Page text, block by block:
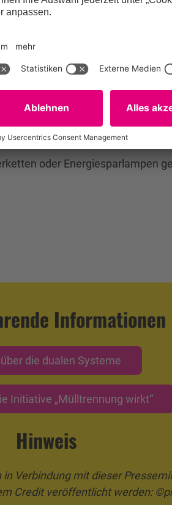
Papiertonne. Handelt es sich
oder Energiesparlampen
Informationen
die dualen Systeme
Initiative „Mülltrennung wirkt“
Hinweis
Verbindung mit dieser
Credit veröffentlicht werden: